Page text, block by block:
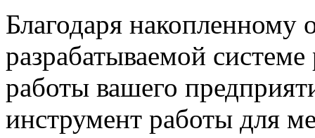
Благодаря накопленному
разрабатываемой системе
работы вашего
инструмент работы для